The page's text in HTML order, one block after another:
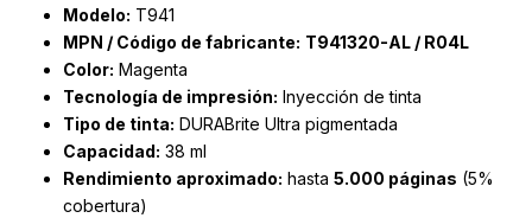
Modelo: T941
MPN / Código de fabricante: T941320-AL / R04L
Color: Magenta
Tecnología de impresión: Inyección de tinta
Tipo de tinta: DURABrite Ultra pigmentada
Capacidad: 38 ml
Rendimiento aproximado: hasta 5.000 páginas (5%
cobertura)